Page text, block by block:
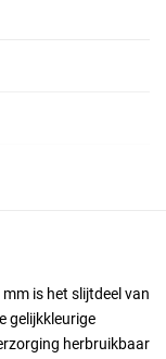
verpakt
is het slijtdeel van
gelijkkleurige
herbruikbaar